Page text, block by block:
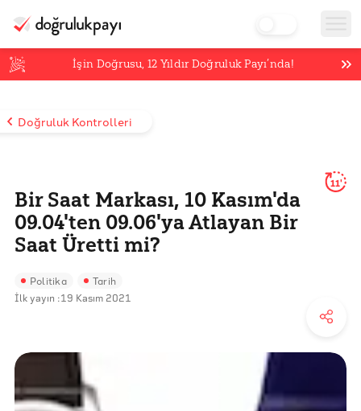
İşin Doğrusu,12 Yıldır Doğruluk Payı’nda!
Doğruluk Kontrolleri
Bir Saat Markası, 10 Kasım'da
09.04'ten 09.06'ya Atlayan Bir
Saat Üretti mi?
11'
Politika Tarih
İlk yayın :19 Kasım 2021